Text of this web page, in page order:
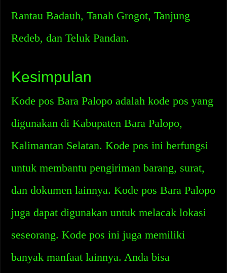
Rantau Badauh, Tanah Grogot, Tanjung
Redeb, dan Teluk Pandan.
Kesimpulan
Kode pos Bara Palopo adalah kode pos yang
digunakan di Kabupaten Bara Palopo,
Kalimantan Selatan. Kode pos ini berfungsi
untuk membantu pengiriman barang, surat,
dan dokumen lainnya. Kode pos Bara Palopo
juga dapat digunakan untuk melacak lokasi
seseorang. Kode pos ini juga memiliki
banyak manfaat lainnya. Anda bisa